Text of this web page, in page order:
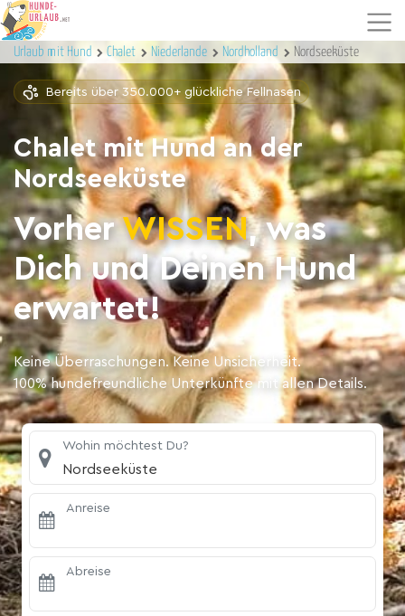
Urlaub mit Hund Chalet Niederlande Nordholland Nordseeküste
Bereits über 350.000+ glückliche Fellnasen
Chalet mit Hund an der
Nordseeküste
VorherWISSEN, was
Dich und Deinen Hund
erwartet!
Keine Überraschungen. Keine Unsicherheit.
100% hundefreundliche Unterkünfte mit allen Details.
Wohin möchtest Du?
Nordseeküste
Anreise
Abreise